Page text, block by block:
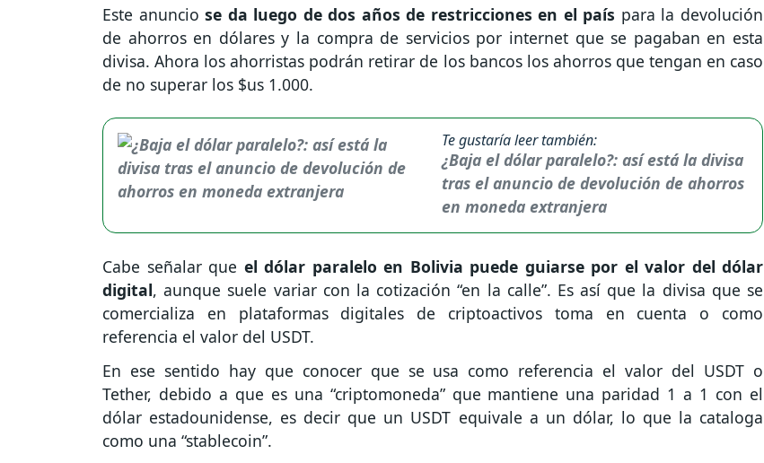
Este anunciose da luego de dos años de restricciones en el país para la devolución
de ahorros en dólares y la compra de servicios por internet que se pagaban en esta
divisa. Ahora los ahorristas podrán retirar de los bancos los ahorros que tengan en caso
de no superar los $us 1.000.
Te gustaría leer también:
¿Baja el dólar paralelo?: así está la divisa
tras el anuncio de devolución de ahorros
en moneda extranjera
Cabe señalar que el dólar paralelo en Bolivia puede guiarse por el valor del dólar
digital, aunque suele variar con la cotización “en la calle”. Es así que la divisa que se
comercializa en plataformas digitales de criptoactivos toma en cuenta o como
referencia el valor del USDT.
En ese sentido hay que conocer que se usa como referencia el valor del USDT o
Tether, debido a que es una “criptomoneda” que mantiene una paridad 1 a 1 con el
dólar estadounidense, es decir que un USDT equivale a un dólar, lo que la cataloga
como una “stablecoin”.